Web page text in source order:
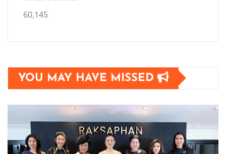
60,145
YOU MAY HAVE MISSED